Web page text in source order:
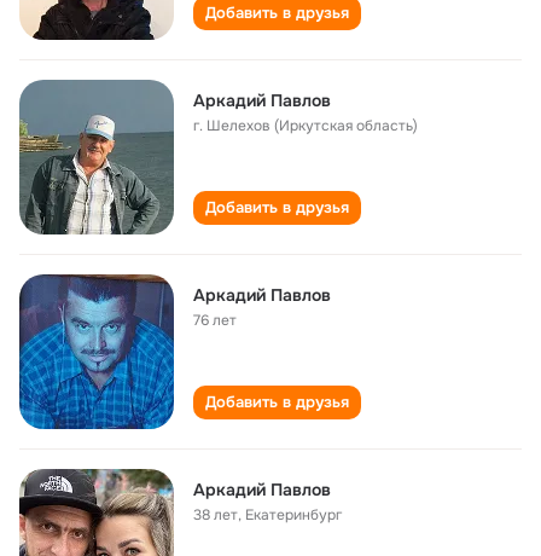
Добавить в друзья
Аркадий Павлов
г. Шелехов (Иркутская область)
Добавить в друзья
Аркадий Павлов
76 лет
Добавить в друзья
Аркадий Павлов
38 лет, Екатеринбург